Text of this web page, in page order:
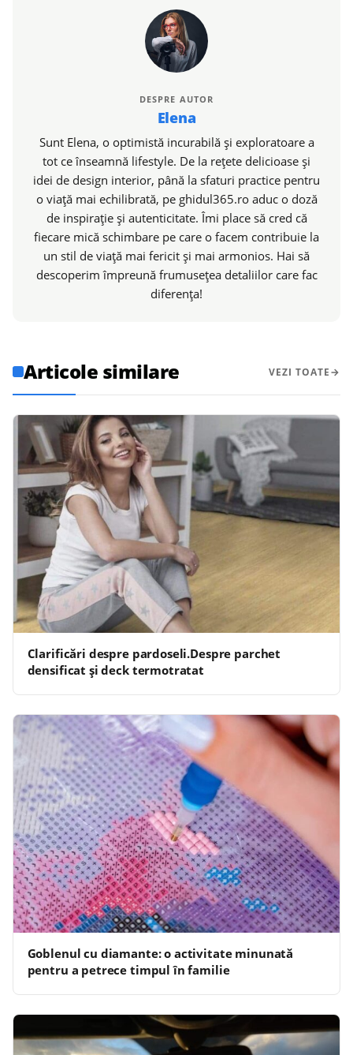
DESPRE AUTOR
Elena
Sunt Elena, o optimistă incurabilă și exploratoare a
tot ce înseamnă lifestyle. De la rețete delicioase și
idei de design interior, până la sfaturi practice pentru
o viață mai echilibrată, pe ghidul365.ro aduc o doză
de inspirație și autenticitate. Îmi place să cred că
fiecare mică schimbare pe care o facem contribuie la
un stil de viață mai fericit și mai armonios. Hai să
descoperim împreună frumusețea detaliilor care fac
diferența!
Articole similare VEZI TOATE
Clarificări despre pardoseli.Despre parchet
densificat și deck termotratat
Goblenul cu diamante: o activitate minunată
pentru a petrece timpul în familie